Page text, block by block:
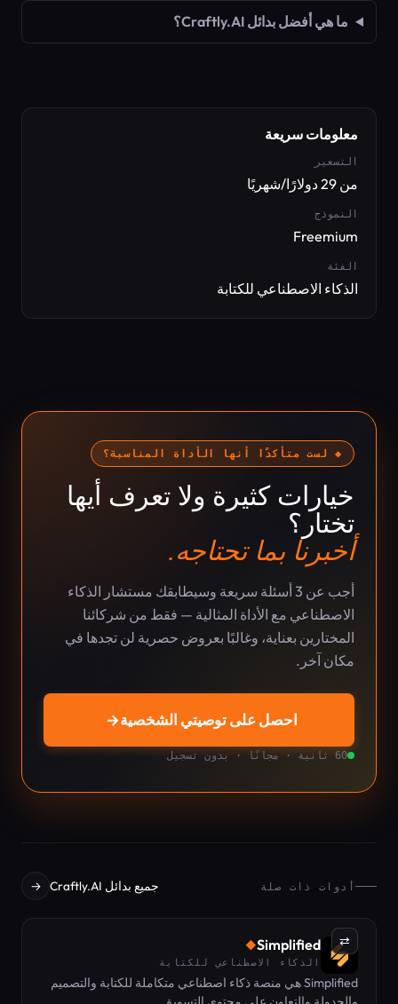
ما هي أفضل بدائل Craftly.AI؟
معلومات سريعة
التسعير
من 29 دولارًا/شهريًا
النموذج
Freemium
الفئة
الذكاء الاصطناعي للكتابة
◆ لست متأكدًا أنها الأداة المناسبة؟
خيارات كثيرة ولا تعرف أيها
تختار؟
أخبرنا بما تحتاجه.
أجب عن 3 أسئلة سريعة وسيطابقك مستشار الذكاء
الاصطناعي مع الأداة المثالية — فقط من شركائنا
المختارين بعناية، وغالبًا بعروض حصرية لن تجدها في
مكان آخر.
احصل على توصيتي الشخصية→
60 ثانية · مجانًا · بدون تسجيل
أدوات ذات صلة جميع بدائل Craftly.AI →
⇄
Simplified
◆
الذكاء الاصطناعي للكتابة
Simplified هي منصة ذكاء اصطناعي متكاملة للكتابة والتصميم